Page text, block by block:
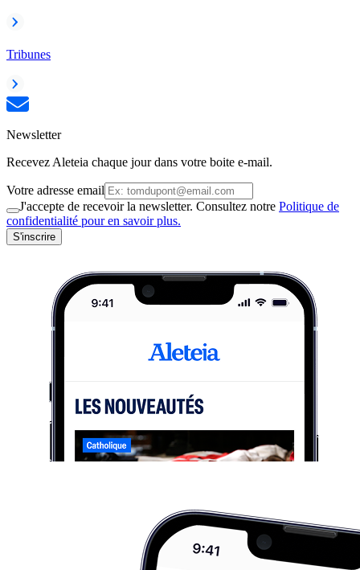
Tribunes
Newsletter
Recevez Aleteia chaque jour dans votre boite e-mail.
Votre adresse email
J'accepte de recevoir la newsletter. Consultez notre Politique de
confidentialité pour en savoir plus.
S'inscrire